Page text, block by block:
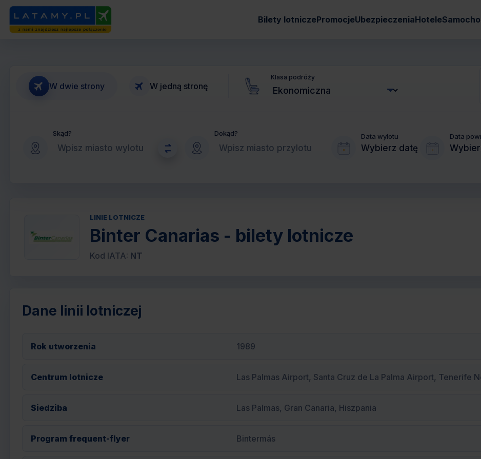
Bilety lotniczePromocjeUbezpieczeniaHotele
W dwie strony W jedną stronę
Klasa podróży
Skąd? Dokąd? Data wylotu
Wybierz datę
Data
LINIE LOTNICZE
Binter Canarias - bilety lotnicze
Kod IATA: NT
Dane linii lotniczej
Rok utworzenia 1989
Centrum lotnicze Las Palmas Airport, Santa Cruz de La Palma Airport, Tenerife
Siedziba Las Palmas, Gran Canaria, Hiszpania
Program frequent-flyer Bintermás